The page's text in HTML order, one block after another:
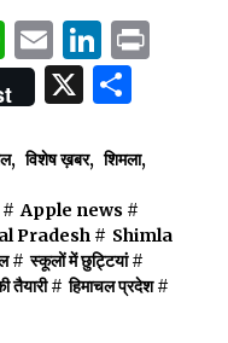
WhatsApp
Email
X
, विशेष ख़बर, शिमला,
# Apple news #
Pradesh # Shimla
# स्कूलों में छुट्टियां#
तैयारी# हिमाचल प्रदेश#